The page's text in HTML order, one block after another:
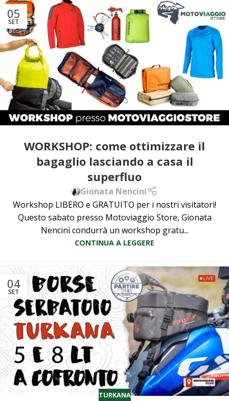
05
SET
WORKSHOP: come ottimizzare il
bagaglio lasciando a casa il
superfluo
Gionata Nencini
Workshop LIBERO e GRATUITO per i nostri visitatori!
Questo sabato presso Motoviaggio Store, Gionata
Nencini condurrà un workshop gratu...
CONTINUA A LEGGERE
04
SET
TURKANA